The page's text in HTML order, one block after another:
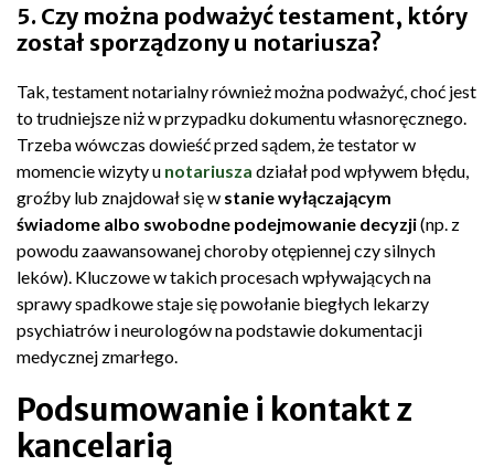
5. Czy można podważyć testament, który
został sporządzony u notariusza?
Tak, testament notarialny również można podważyć, choć jest
to trudniejsze niż w przypadku dokumentu własnoręcznego.
Trzeba wówczas dowieść przed sądem, że testator w
momencie wizyty u notariusza działał pod wpływem błędu,
groźby lub znajdował się w stanie wyłączającym
świadome albo swobodne podejmowanie decyzji(np. z
powodu zaawansowanej choroby otępiennej czy silnych
leków). Kluczowe w takich procesach wpływających na
sprawy spadkowe staje się powołanie biegłych lekarzy
psychiatrów i neurologów na podstawie dokumentacji
medycznej zmarłego.
Podsumowanie i kontakt z
kancelarią